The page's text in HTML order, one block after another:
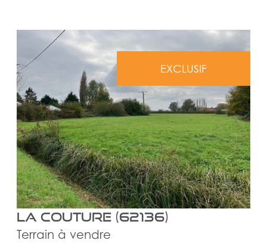
EXCLUSIF
voir le bien
La Couture (62136)
Terrain à vendre